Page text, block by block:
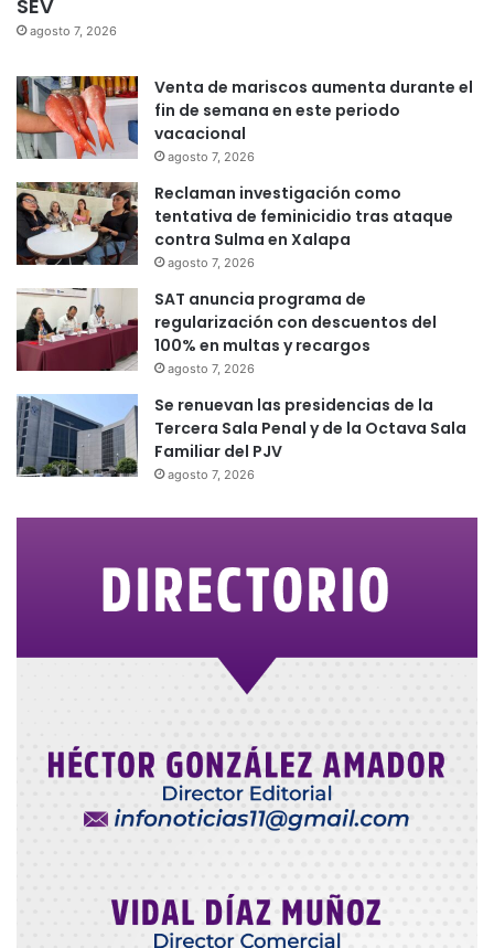
SEV
agosto 7, 2026
Venta de mariscos aumenta durante el
fin de semana en este periodo
vacacional
agosto 7, 2026
Reclaman investigación como
tentativa de feminicidio tras ataque
contra Sulma en Xalapa
agosto 7, 2026
SAT anuncia programa de
regularización con descuentos del
100% en multas y recargos
agosto 7, 2026
Se renuevan las presidencias de la
Tercera Sala Penal y de la Octava Sala
Familiar del PJV
agosto 7, 2026